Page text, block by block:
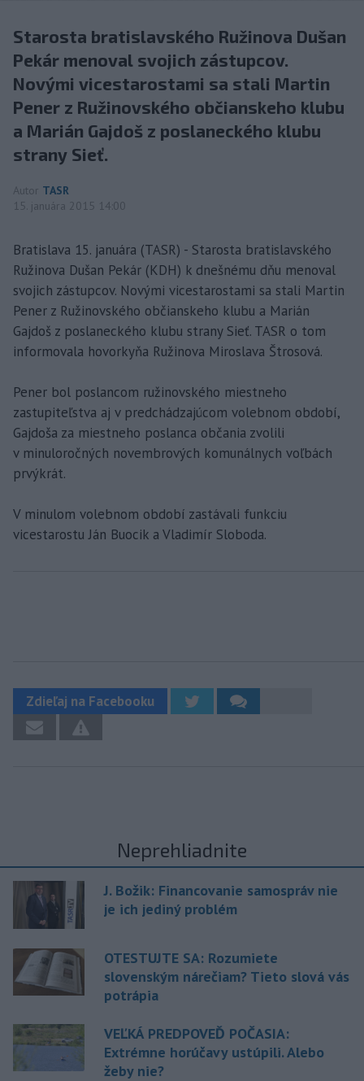
Starosta bratislavského Ružinova Dušan
Pekár menoval svojich zástupcov.
Novými vicestarostami sa stali Martin
Pener z Ružinovského občianskeho klubu
a Marián Gajdoš z poslaneckého klubu
strany Sieť.
Autor TASR
15. januára 2015 14:00
Bratislava 15. januára (TASR) - Starosta bratislavského
Ružinova Dušan Pekár (KDH) k dnešnému dňu menoval
svojich zástupcov. Novými vicestarostami sa stali Martin
Pener z Ružinovského občianskeho klubu a Marián
Gajdoš z poslaneckého klubu strany Sieť. TASR o tom
informovala hovorkyňa Ružinova Miroslava Štrosová.
Pener bol poslancom ružinovského miestneho
zastupiteľstva aj v predchádzajúcom volebnom období,
Gajdoša za miestneho poslanca občania zvolili
v minuloročných novembrových komunálnych voľbách
prvýkrát.
V minulom volebnom období zastávali funkciu
vicestarostu Ján Buocik a Vladimír Sloboda.
Zdieľaj na Facebooku
Neprehliadnite
J. Božik: Financovanie samospráv nie
je ich jediný problém
OTESTUJTE SA: Rozumiete
slovenským nárečiam? Tieto slová vás
potrápia
VEĽKÁ PREDPOVEĎ POČASIA:
Extrémne horúčavy ustúpili. Alebo
žeby nie?